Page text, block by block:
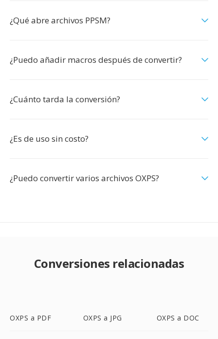
¿Qué abre archivos PPSM?
¿Puedo añadir macros después de convertir?
¿Cuánto tarda la conversión?
¿Es de uso sin costo?
¿Puedo convertir varios archivos OXPS?
Conversiones relacionadas
OXPS a PDF OXPS a JPG OXPS a DOC